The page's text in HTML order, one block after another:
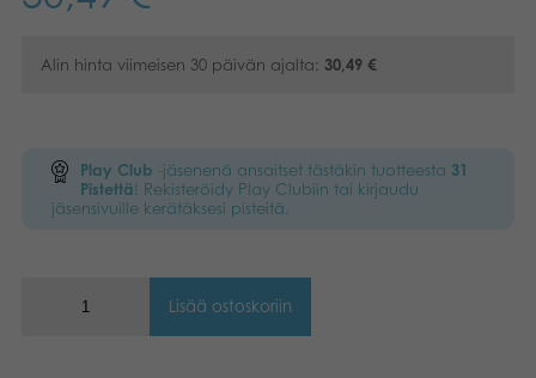
Alin hinta viimeisen 30 päivän ajalta: 30,49 €
Play Club -jäsenenä ansaitset tästäkin tuotteesta 31
Pistettä! Rekisteröidy Play Clubiin tai kirjaudu
jäsensivuille kerätäksesi pisteitä.
Lisää ostoskoriin